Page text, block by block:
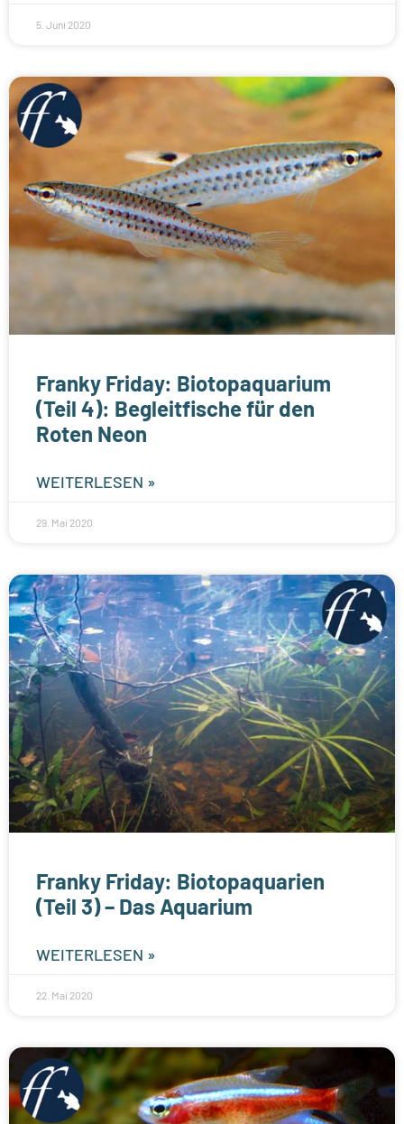
5. Juni 2020
Franky Friday: Biotopaquarium
(Teil 4): Begleitfische für den
Roten Neon
WEITERLESEN »
29. Mai 2020
Franky Friday: Biotopaquarien
(Teil 3) – Das Aquarium
WEITERLESEN »
22. Mai 2020